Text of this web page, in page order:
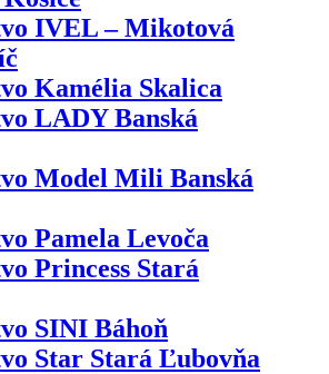
IVEL – Mikotová
Kamélia Skalica
LADY Banská
Model Mili Banská
Pamela Levoča
Princess Stará
SINI Báhoň
Star Stará Ľubovňa